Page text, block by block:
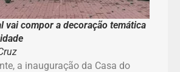
vai compor a decoração temática
a inauguração da Casa do